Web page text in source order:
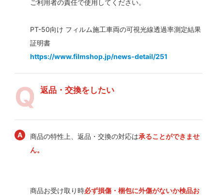
ご利用者の責任で使用してください。
PT-50向け フィルム施工車両の可視光線透過率測定結果
証明書
https://www.filmshop.jp/news-detail/251
返品・交換をしたい
商品の特性上、返品・交換の対応は承ることができませ
ん。
商品お受け取り時必ず損傷・梱包に外傷がないか検品お